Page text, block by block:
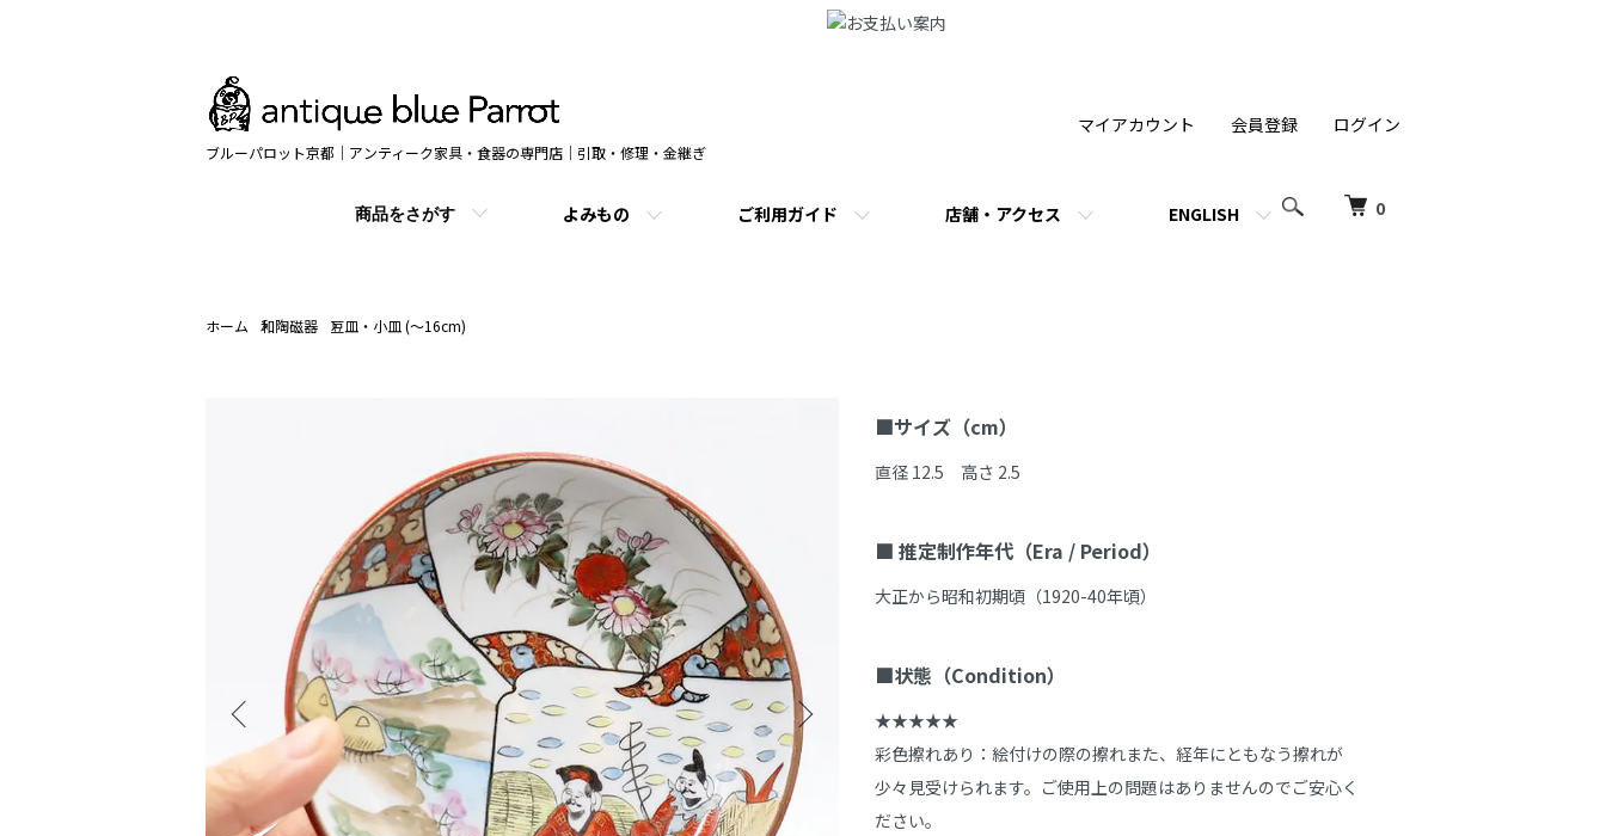
ブルーパロット京都｜アンティーク家具・食器の専門店｜引取・修理・金継ぎ
0
商品をさがす よみもの ご利用ガイド 店舗・アクセス ENGLISH
マイアカウント 会員登録 ログイン
ホーム 和陶磁器 豆皿・小皿 (～16cm)
商品説明
■サイズ（cm）
直径 12.5　高さ 2.5
■ 推定制作年代（Era / Period）
大正から昭和初期頃（1920-40年頃）
■状態（Condition）
★★★★★
彩色擦れあり：絵付けの際の擦れまた、経年にともなう擦れが
少々見受けられます。ご使用上の問題はありませんのでご安心く
ださい。